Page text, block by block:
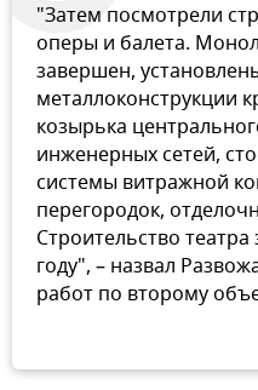
"Затем посмотрели
оперы и балета.
завершен,
металлоконструкции
козырька
инженерных сетей,
системы витражной
перегородок,
Строительство
году", – назвал
работ по второму